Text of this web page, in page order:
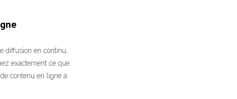
diffusion en continu,
exactement ce que
contenu en ligne a